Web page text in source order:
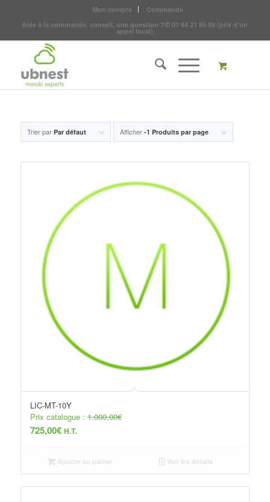
Mon compte
Commande
Aide à la commande, conseil, une question ?✆ 01 84 21 85 89 (prix d'un
appel local)
Trier par Par défaut Afficher -1 Produits par page
LIC-MT-10Y
Prix catalogue :1.000,00€
725,00€ H.T.
Ajouter au panier Voir les détails